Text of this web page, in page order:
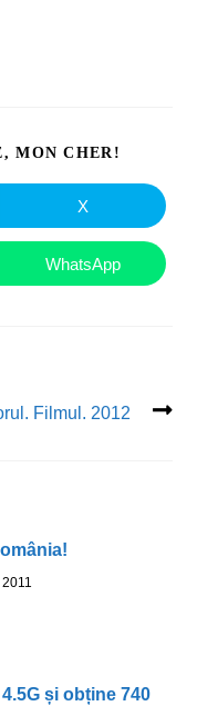
MON CHER!
X
WhatsApp
Filmul. 2012
și obține 740